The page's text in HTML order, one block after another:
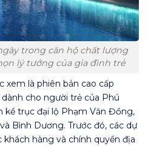
trong căn hộ chất lượng
lý tưởng của gia đình trẻ
xem là phiên bản cao cấp
cho người trẻ của Phú
kề trục đại lộ Phạm Văn Đồng,
Bình Dương. Trước đó, các dự
hàng và chính quyền địa